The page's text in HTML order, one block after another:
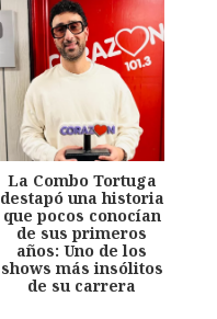
La Combo Tortuga
destapó una historia
que pocos conocían
de sus primeros
años: Uno de los
shows más insólitos
de su carrera